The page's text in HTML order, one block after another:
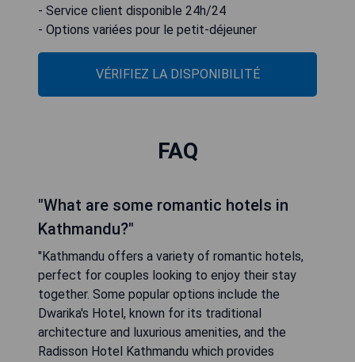
- Service client disponible 24h/24
- Options variées pour le petit-déjeuner
VÉRIFIEZ LA DISPONIBILITÉ
FAQ
"What are some romantic hotels in
Kathmandu?"
"Kathmandu offers a variety of romantic hotels,
perfect for couples looking to enjoy their stay
together. Some popular options include the
Dwarika's Hotel, known for its traditional
architecture and luxurious amenities, and the
Radisson Hotel Kathmandu which provides